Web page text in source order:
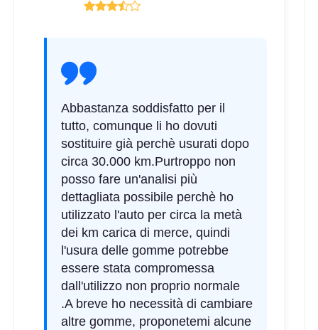
Abbastanza soddisfatto per il
tutto, comunque li ho dovuti
sostituire già perchè usurati dopo
circa 30.000 km.Purtroppo non
posso fare un'analisi più
dettagliata possibile perchè ho
utilizzato l'auto per circa la metà
dei km carica di merce, quindi
l'usura delle gomme potrebbe
essere stata compromessa
dall'utilizzo non proprio normale
.A breve ho necessità di cambiare
altre gomme, proponetemi alcune